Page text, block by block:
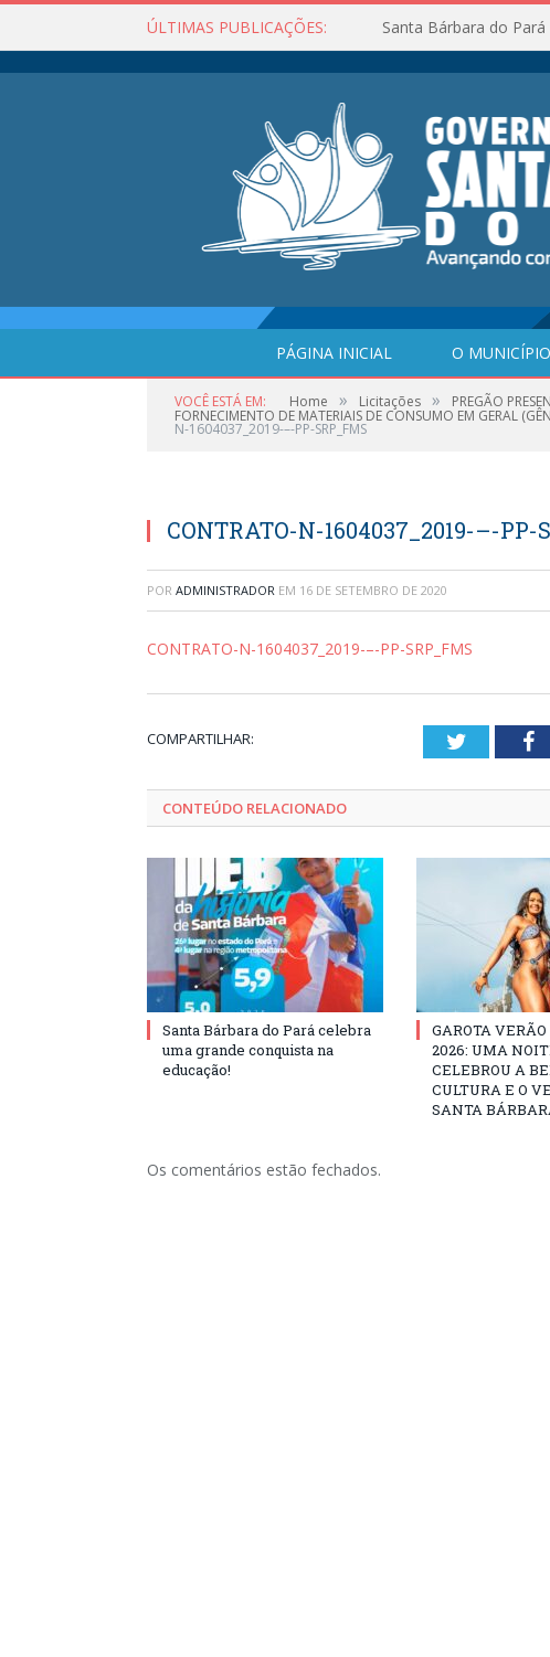
ÚLTIMAS PUBLICAÇÕES: Santa Bárbara do
PÁGINA INICIAL O MUNICÍPIO
VOCÊ ESTÁ EM: Home » Licitações » PREGÃO
FORNECIMENTO DE MATERIAIS DE CONSUMO EM GERAL
N-1604037_2019-–-PP-SRP_FMS
CONTRATO-N-1604037_2019-–-PP-
POR ADMINISTRADOR EM 16 DE SETEMBRO DE 2020
CONTRATO-N-1604037_2019-–-PP-SRP_FMS
COMPARTILHAR: Twitter
CONTEÚDO RELACIONADO
Santa Bárbara do Pará celebra
uma grande conquista na
educação!
GAROTA
2026: UMA
CELEBROU A
CULTURA E O
SANTA
Os comentários estão fechados.